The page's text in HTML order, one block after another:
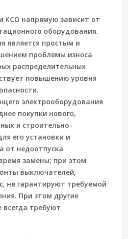
КСО напрямую зависит от
оборудования.
является простым и
проблемы износа
распределительных
повышению уровня
электрооборудования
покупки нового,
и строительно-
его установки и
от недоотпуска
замены; при этом
выключателей,
не гарантируют требуемой
При этом другие
всегда требуют